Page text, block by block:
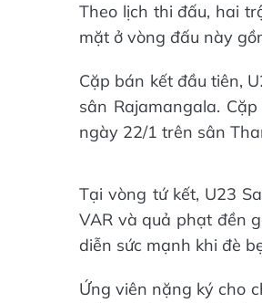
Theo lịch thi đấu, hai
mặt ở vòng đấu này
Cặp bán kết đầu tiên,
sân Rajamangala.
ngày 22/1 trên sân
Tại vòng tứ kết, U23
VAR và quả phạt đền
diễn sức mạnh khi đè
Ứng viên nặng ký cho